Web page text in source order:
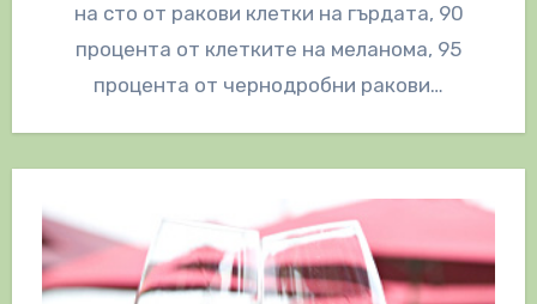
на сто от ракови клетки на гърдата, 90
процента от клетките на меланома, 95
процента от чернодробни ракови…